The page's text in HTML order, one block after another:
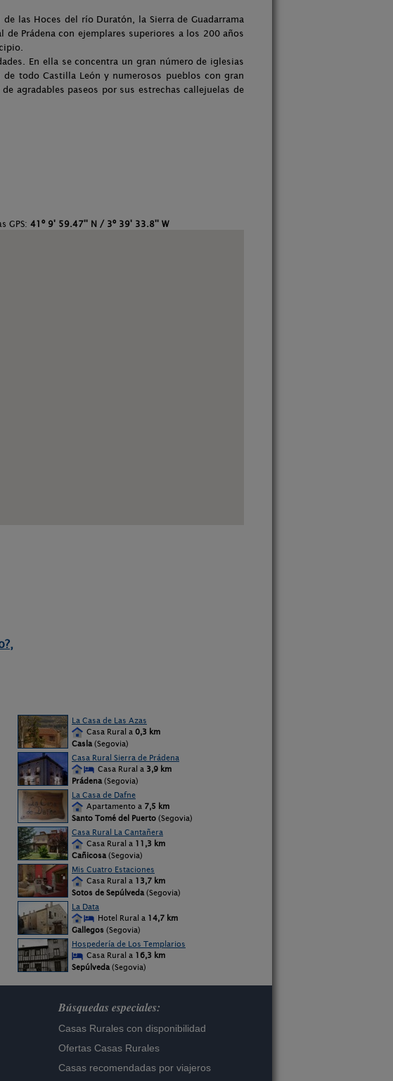
las Hoces del río Duratón, la Sierra de Guadarrama
Prádena con ejemplares superiores a los 200 años
En ella se concentra un gran número de iglesias
todo Castilla León y numerosos pueblos con gran
agradables paseos por sus estrechas callejuelas de
GPS: 41º 9' 59.47'' N / 3º 39' 33.8'' W
La Casa de Las Azas
Casa Rural a 0,3 km
Casla (Segovia)
Casa Rural Sierra de Prádena
Casa Rural a 3,9 km
Prádena (Segovia)
La Casa de Dafne
Apartamento a 7,5 km
Santo Tomé del Puerto (Segovia)
Casa Rural La Cantañera
Casa Rural a 11,3 km
Cañicosa (Segovia)
Mis Cuatro Estaciones
Casa Rural a 13,7 km
Sotos de Sepúlveda (Segovia)
La Data
Hotel Rural a 14,7 km
Gallegos (Segovia)
Hospedería de Los Templarios
Casa Rural a 16,3 km
Sepúlveda (Segovia)
Búsquedas especiales:
Casas Rurales con disponibilidad
Ofertas Casas Rurales
Casas recomendadas por viajeros